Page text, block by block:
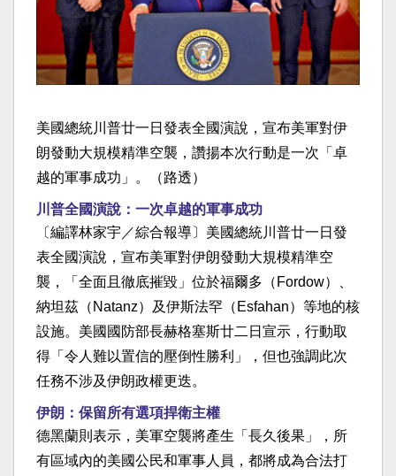
美國總統川普廿一日發表全國演說，宣布美軍對伊
朗發動大規模精準空襲，讚揚本次行動是一次「卓
越的軍事成功」。（路透）
川普全國演說：一次卓越的軍事成功
〔編譯林家宇／綜合報導〕美國總統川普廿一日發
表全國演說，宣布美軍對伊朗發動大規模精準空
襲，「全面且徹底摧毀」位於福爾多（Fordow）、
納坦茲（Natanz）及伊斯法罕（Esfahan）等地的核
設施。美國國防部長赫格塞斯廿二日宣示，行動取
得「令人難以置信的壓倒性勝利」，但也強調此次
任務不涉及伊朗政權更迭。
伊朗：保留所有選項捍衛主權
德黑蘭則表示，美軍空襲將產生「長久後果」，所
有區域內的美國公民和軍事人員，都將成為合法打